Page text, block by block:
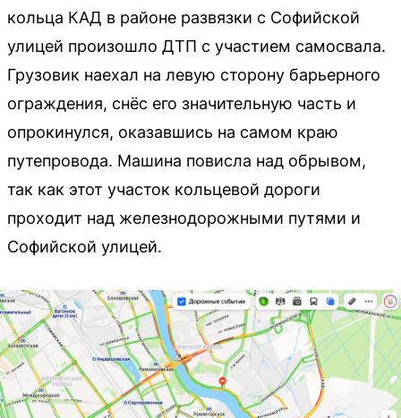
кольца КАД в районе развязки с Софийской
улицей произошло ДТП с участием самосвала.
Грузовик наехал на левую сторону барьерного
ограждения, снёс его значительную часть и
опрокинулся, оказавшись на самом краю
путепровода. Машина повисла над обрывом,
так как этот участок кольцевой дороги
проходит над железнодорожными путями и
Софийской улицей.